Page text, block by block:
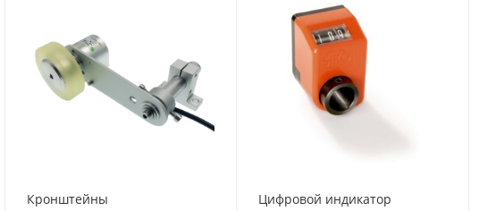
Кронштейны
Цифровой индикатор